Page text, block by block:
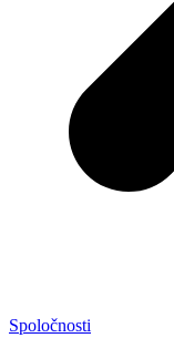
Spoločnosti